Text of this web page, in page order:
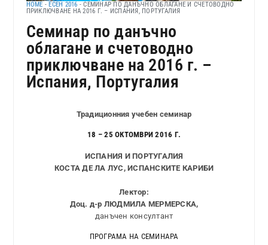
HOME - ЕСЕН 2016 -СЕМИНАР ПО ДАНЪЧНО ОБЛАГАНЕ И СЧЕТОВОДНО
ПРИКЛЮЧВАНЕ НА 2016 Г. – ИСПАНИЯ, ПОРТУГАЛИЯ
Семинар по данъчно
облагане и счетоводно
приключване на 2016 г. –
Испания, Португалия
Традиционния учебен семинар
18 – 25 ОКТОМВРИ 2016 Г.
ИСПАНИЯ И ПОРТУГАЛИЯ
КОCТА ДЕ ЛА ЛУС, ИСПАНСКИТЕ КАРИБИ
Лектор:
Доц. д-р ЛЮДМИЛА МЕРМЕРСКА,
данъчен консултант
ПРОГРАМА НА СЕМИНАРА